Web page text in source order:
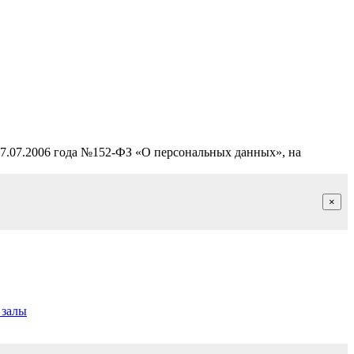
года №152-ФЗ «О персональных данных», на
×